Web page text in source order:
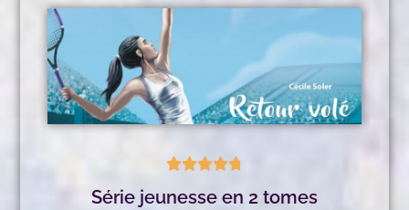

Série jeunesse en 2 tomes